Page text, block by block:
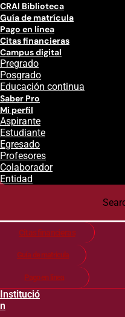
CRAI Biblioteca
Guía de matrícula
Pago en línea
Citas financieras
Campus digital
Pregrado
Posgrado
Educación continua
Saber Pro
Mi perfil
Aspirante
Estudiante
Egresado
Profesores
Colaborador
Entidad
Citas financieras
Guía de matricula
Pago en línea
Institució
n